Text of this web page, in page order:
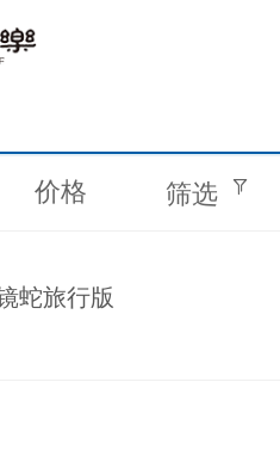
价格 筛选
蛇旅行版